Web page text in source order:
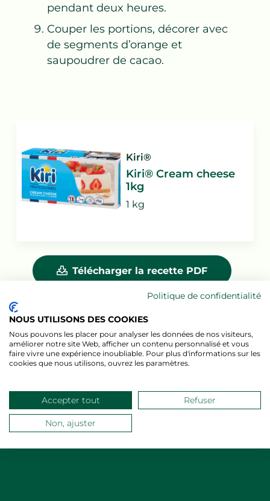
pendant deux heures.
Couper les portions, décorer avec
de segments d’orange et
saupoudrer de cacao.
Kiri®
Kiri® Cream cheese
1kg
1 kg
Télécharger la recette PDF
Partager via Whatsapp
TIRAMISU HIVERNAL À
LA CANNELLE
Politique de confidentialité
NOUS UTILISONS DES COOKIES
Nous pouvons les placer pour analyser les données de nos visiteurs,
améliorer notre site Web, afficher un contenu personnalisé et vous
faire vivre une expérience inoubliable. Pour plus d'informations sur les
cookies que nous utilisons, ouvrez les paramètres.
Accepter tout Refuser
Non, ajuster